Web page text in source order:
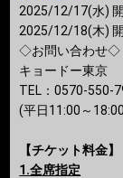
2025/12/17(水)
2025/12/18(木)
◇お問い合わせ◇
キョードー東京
TEL：0570-550-
(平日11:00～
【チケット料金】
1.全席指定